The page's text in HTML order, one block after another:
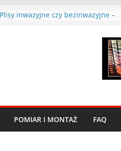
Plisy inwazyjne czy bezinwazyjne –
Czym usunąć klej po taśmie z ramy
Rolety na skośne okna: praktyczny
POMIAR I MONTAŻ FAQ